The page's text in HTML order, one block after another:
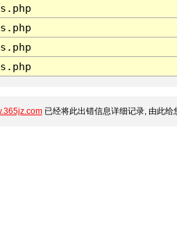
已经将此出错信息详细记录, 由此给